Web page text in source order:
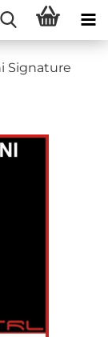
Signature